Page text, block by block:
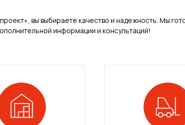
вы выбираете качество и надежность. Мы
информации и консультаций!